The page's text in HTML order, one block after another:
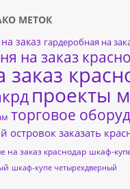
МЕТОК
заказ гардеробная на
на заказ
заказ
проекты
торговое
островок заказать
на заказ краснодар шкаф-
шкаф-купе четырехдверный